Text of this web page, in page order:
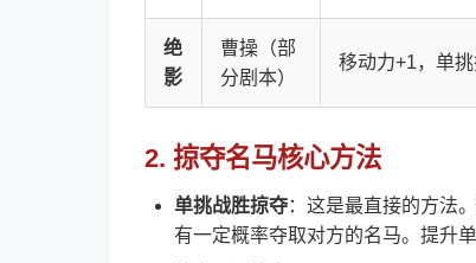
绝
影
曹操（部
分剧本）
移动力+1，单
2. 掠夺名马核心方法
单挑战胜掠夺：这是最直接的方法
有一定概率夺取对方的名马。提升